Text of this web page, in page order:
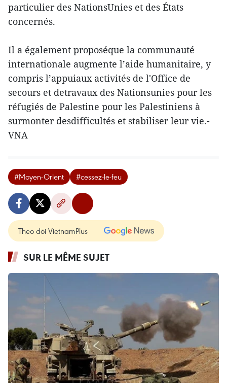
particulier des NationsUnies et des États
concernés.
Il a également proposéque la communauté
internationale augmente l’aide humanitaire, y
compris l’appuiaux activités de l'Office de
secours et detravaux des Nationsunies pour les
réfugiés de Palestine pour les Palestiniens à
surmonter desdifficultés et stabiliser leur vie.-
VNA
#Moyen-Orient #cessez-le-feu
Theo dõi VietnamPlus
SUR LE MÊME SUJET